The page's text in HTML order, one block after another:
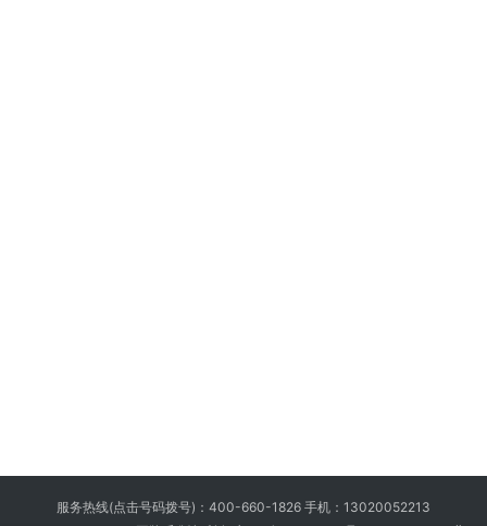
服务热线(点击号码拨号)： 400-660-1826 手机： 13020052213